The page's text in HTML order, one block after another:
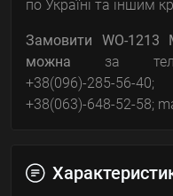
по Україні та іншим
Замовити
WO-
можна за
+38(096)-285-
+38(063)-648-52-58;